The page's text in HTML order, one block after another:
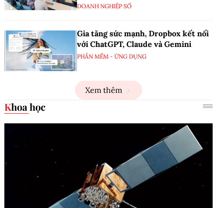
DOANH NGHIỆP SỐ
Gia tăng sức mạnh, Dropbox kết nối
với ChatGPT, Claude và Gemini
PHẦN MỀM - ỨNG DỤNG
Xem thêm
Khoa học